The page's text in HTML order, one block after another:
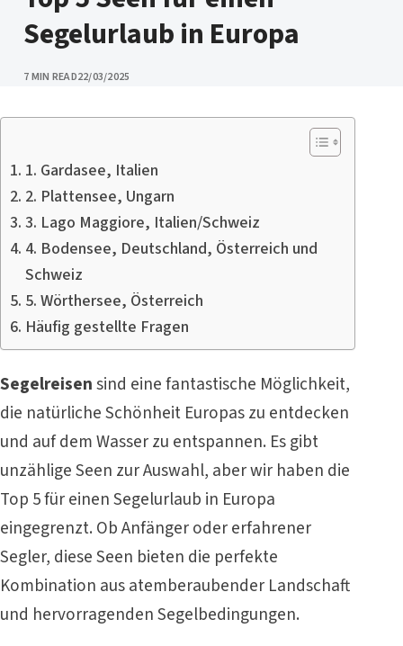
Segelurlaub in Europa
7 MIN READPUBLISHED
22/03/2025
1. Gardasee, Italien
2. Plattensee, Ungarn
3. Lago Maggiore, Italien/Schweiz
4. Bodensee, Deutschland, Österreich und
Schweiz
5. Wörthersee, Österreich
Häufig gestellte Fragen
Segelreisensind eine fantastische Möglichkeit,
die natürliche Schönheit Europas zu entdecken
und auf dem Wasser zu entspannen. Es gibt
unzählige Seen zur Auswahl, aber wir haben die
Top 5 für einen Segelurlaub in Europa
eingegrenzt. Ob Anfänger oder erfahrener
Segler, diese Seen bieten die perfekte
Kombination aus atemberaubender Landschaft
und hervorragenden Segelbedingungen.